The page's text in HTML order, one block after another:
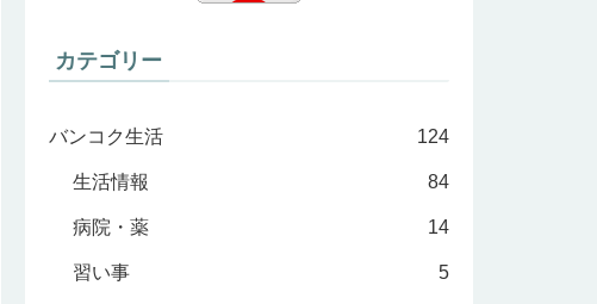
カテゴリー
バンコク生活 124
生活情報 84
病院・薬 14
習い事 5